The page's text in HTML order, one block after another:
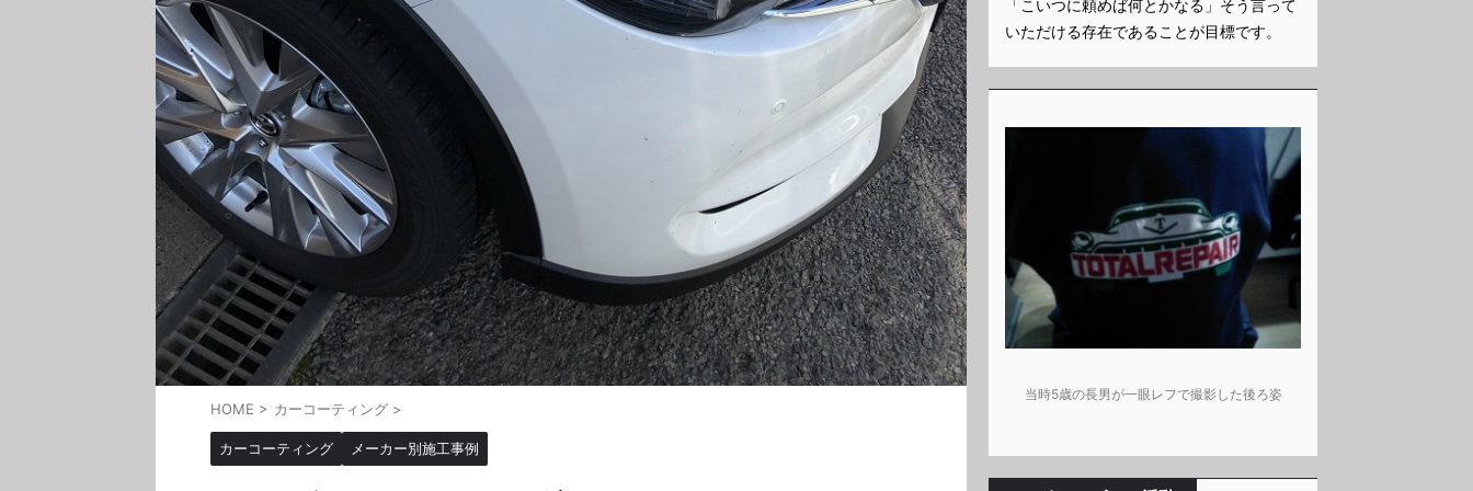
HOME > カーコーティング >
カーコーティング メーカー別施工事例
「こいつに頼めば何とかなる」そう言って
いただける存在であることが目標です。
当時5歳の長男が一眼レフで撮影した後ろ姿